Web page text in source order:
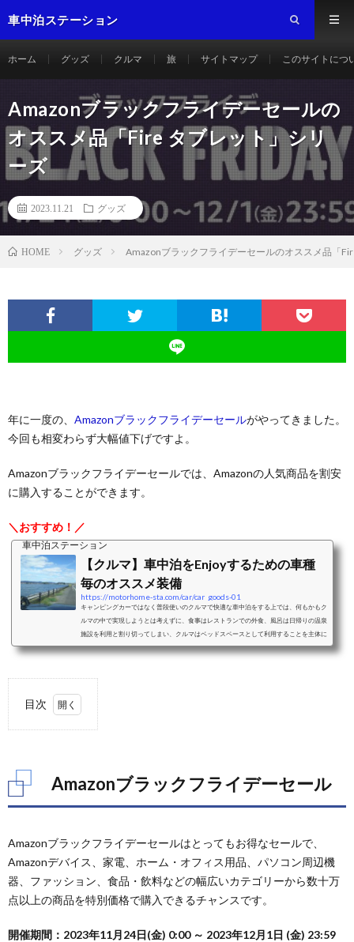
車中泊ステーション
ホーム グッズ クルマ 旅 サイトマップ このサイトにつ
Amazonブラックフライデーセールの
オススメ品「Fire タブレット」シリ
ーズ
2023.11.21 グッズ
HOME グッズ Amazonブラックフライデーセールのオススメ品「
年に一度の、 Amazonブラックフライデーセールがやってきました。
今回も相変わらず大幅値下げですよ。
Amazonブラックフライデーセールでは、Amazonの人気商品を割安
に購入することができます。
＼おすすめ！／
車中泊ステーション
【クルマ】車中泊をEnjoyするための車種
毎のオススメ装備
https://motorhome-sta.com/car/car_goods-01
キャンピングカーではなく普段使いのクルマで快適な車中泊をする上では、何もかもク
ルマの中で実現しようとは考えずに、食事はレストランでの外食、風呂は日帰りの温泉
施設を利用と割り切ってしまい、クルマはベッドスペースとして利用することを主体に
考えることをおすすめします。ベッドスペースとして利用することを考えた際の車中泊
り大人二人＋小さな子供一人程度...
目次
1.
クフラ
イデー
セール
セー
ルの
スメ
品
タブ
Amazonブラックフライデーセール
Amazonブラックフライデーセールはとってもお得なセールで、
Amazonデバイス、家電、ホーム・オフィス用品、パソコン周辺機
器、ファッション、食品・飲料などの幅広いカテゴリーから数十万
点以上の商品を特別価格で購入できるチャンスです。
開催期間：2023年11月24日(金) 0:00 ～ 2023年12月1日 (金) 23:59